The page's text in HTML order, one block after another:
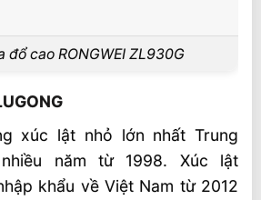
đổ cao RONGWEI ZL930G
xúc lật nhỏ lớn nhất Trung
năm từ 1998. Xúc lật
khẩu về Việt Nam từ 2012